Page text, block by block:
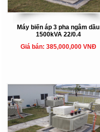
Máy biến áp 3 pha ngâm dầu
1500kVA 22/0.4
Giá bán: 385,000,000 VNĐ